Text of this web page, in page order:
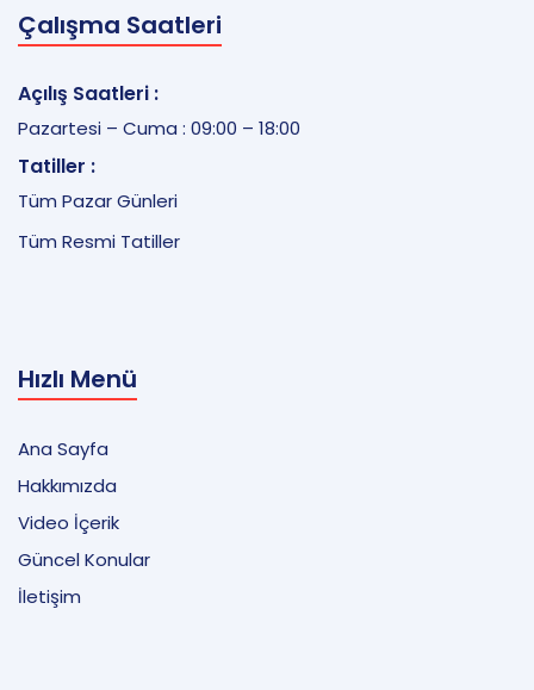
Çalışma Saatleri
Açılış Saatleri :
Pazartesi – Cuma : 09:00 – 18:00
Tatiller :
Tüm Pazar Günleri
Tüm Resmi Tatiller
Hızlı Menü
Ana Sayfa
Hakkımızda
Video İçerik
Güncel Konular
İletişim